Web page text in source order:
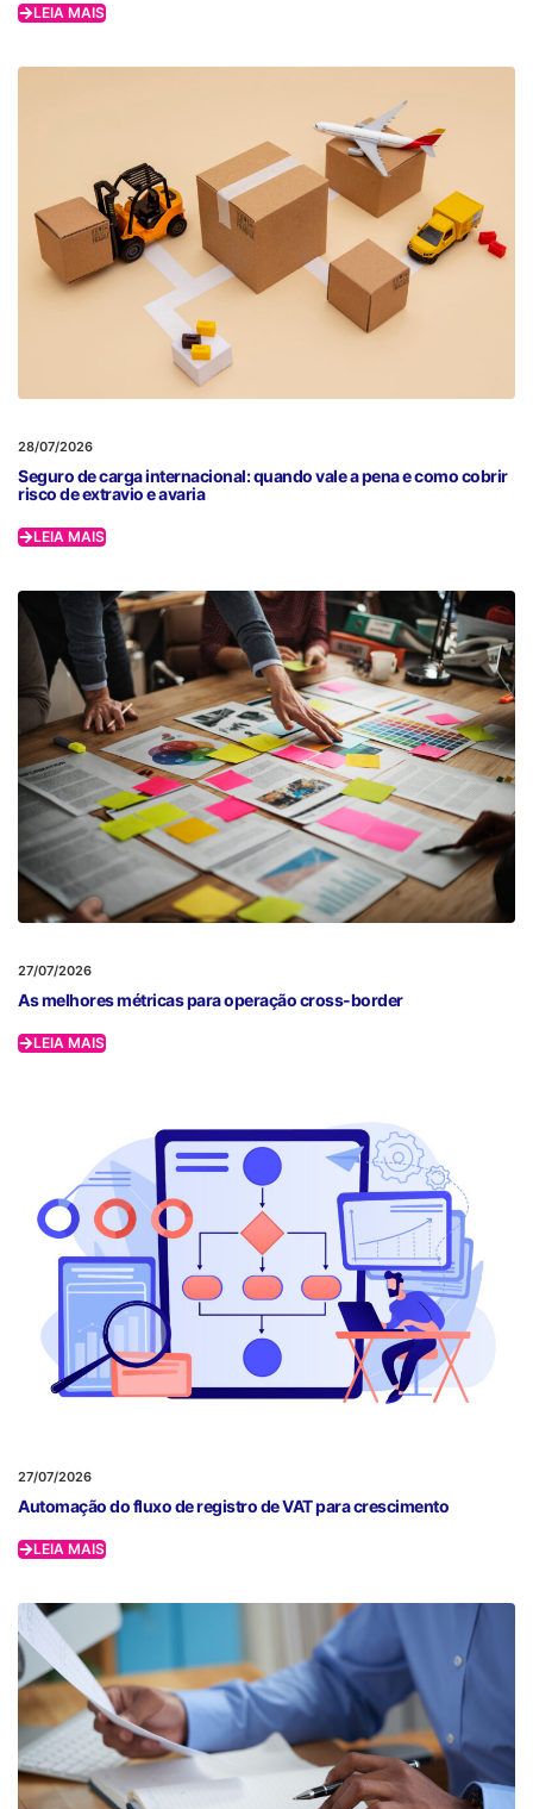
LEIA MAIS
28/07/2026
Seguro de carga internacional: quando vale a pena e como cobrir
risco de extravio e avaria
LEIA MAIS
27/07/2026
As melhores métricas para operação cross-border
LEIA MAIS
27/07/2026
Automação do fluxo de registro de VAT para crescimento
LEIA MAIS